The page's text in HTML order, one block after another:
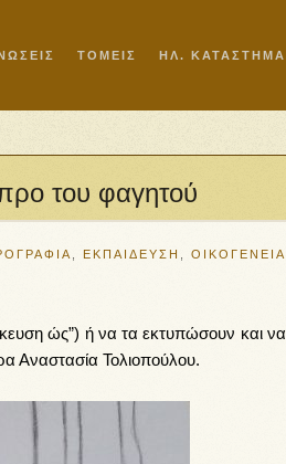
ΤΟΜΕΙΣ ΗΛ. ΚΑΤΑΣΤΗΜΑ
του φαγητού
ΕΚΠΑΙΔΕΥΣΗ ΟΙΚΟΓΕΝΕΙΑ
ώς”) ή να τα εκτυπώσουν και να
Αναστασία Τολιοπούλου.